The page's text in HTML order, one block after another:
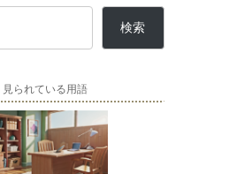
検索
見られている用語